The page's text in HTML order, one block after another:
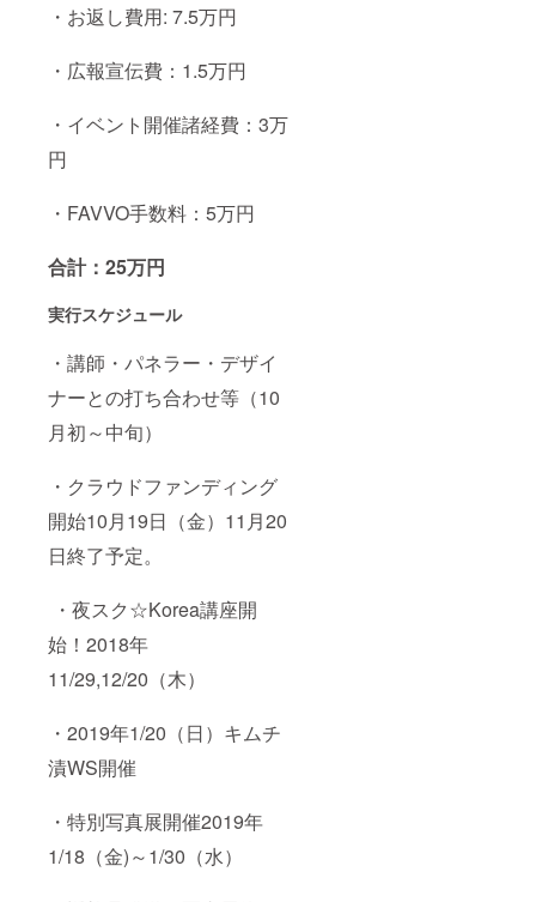
・お返し費用: 7.5万円
・広報宣伝費：1.5万円
・イベント開催諸経費：3万
円
・FAVVO手数料：5万円
合計： 25万円
実行スケジュール
・講師・パネラー・デザイ
ナーとの打ち合わせ等（10
月初～中旬）
・クラウドファンディング
開始10月19日（金）11月20
日終了予定。
・夜スク☆Korea講座開
始！2018年
11/29,12/20（木）
・2019年1/20（日）キムチ
漬WS開催
・特別写真展開催2019年
1/18（金)～1/30（水）